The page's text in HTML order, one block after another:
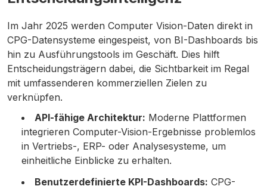
Im Jahr 2025 werden Computer Vision-Daten direkt in
CPG-Datensysteme eingespeist, von BI-Dashboards bis
hin zu Ausführungstools im Geschäft. Dies hilft
Entscheidungsträgern dabei, die Sichtbarkeit im Regal
mit umfassenderen kommerziellen Zielen zu
verknüpfen.
API-fähige Architektur: Moderne Plattformen
integrieren Computer-Vision-Ergebnisse problemlos
in Vertriebs-, ERP- oder Analysesysteme, um
einheitliche Einblicke zu erhalten.
Benutzerdefinierte KPI-Dashboards: CPG-